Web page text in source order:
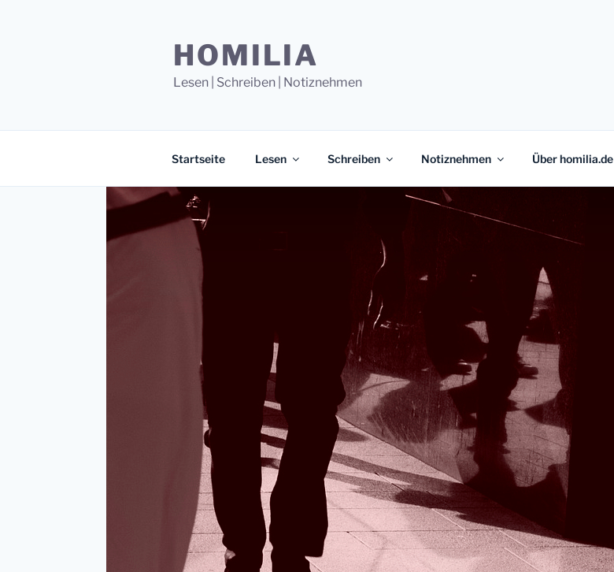
HOMILIA
Lesen | Schreiben | Notiznehmen
Startseite Lesen Schreiben Notiznehmen Über homilia.de